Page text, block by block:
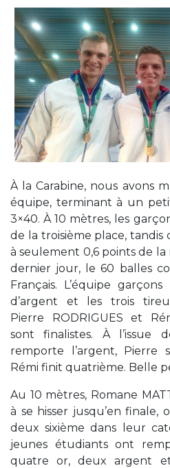
À la Carabine, nous avons
équipe, terminant à un
3×40. À 10 mètres, les
de la troisième place,
à seulement 0,6 points de
dernier jour, le 60 balles
Français. L’équipe
d’argent et les trois
Pierre RODRIGUES et
sont finalistes. À l’issue
remporte l’argent, Pierre
Rémi finit quatrième. Belle
Au 10 mètres, Romane
à se hisser jusqu’en
deux sixième dans leur
jeunes étudiants ont
quatre or, deux argent